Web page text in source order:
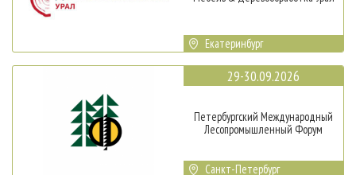
Екатеринбург
29-30.09.2026
Петербургский Международный
Лесопромышленный Форум
Санкт-Петербург